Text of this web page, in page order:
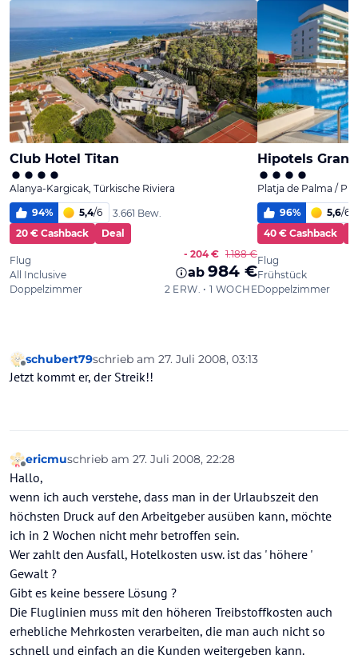
Offline
schubert79schrieb am 27. Juli 2008, 03:13
zuletzt editiert von
Jetzt kommt er, der Streik!!
Offline
ericmuschrieb am 27. Juli 2008, 22:28
zuletzt editiert von
Hallo,
wenn ich auch verstehe, dass man in der Urlaubszeit den
höchsten Druck auf den Arbeitgeber ausüben kann, möchte
ich in 2 Wochen nicht mehr betroffen sein.
Wer zahlt den Ausfall, Hotelkosten usw. ist das ' höhere '
Gewalt ?
Gibt es keine bessere Lösung ?
Die Fluglinien muss mit den höheren Treibstoffkosten auch
erhebliche Mehrkosten verarbeiten, die man auch nicht so
schnell und einfach an die Kunden weitergeben kann.